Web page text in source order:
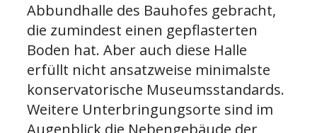
Abbundhalle des Bauhofes gebracht,
die zumindest einen gepflasterten
Boden hat. Aber auch diese Halle
erfüllt nicht ansatzweise minimalste
konservatorische Museumsstandards.
Weitere Unterbringungsorte sind im
Augenblick die Nebengebäude der